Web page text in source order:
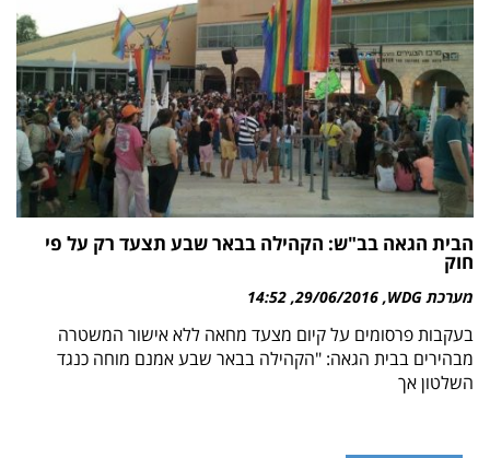
הבית הגאה בב"ש: הקהילה בבאר שבע תצעד רק על פי
חוק
מערכת WDG 29/06/2016
14:52
בעקבות פרסומים על קיום מצעד מחאה ללא אישור המשטרה
מבהירים בבית הגאה: "הקהילה בבאר שבע אמנם מוחה כנגד
השלטון אך